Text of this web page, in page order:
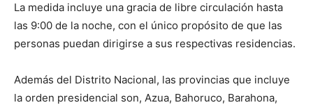
La medida incluye una gracia de libre circulación hasta
las 9:00 de la noche, con el único propósito de que las
personas puedan dirigirse a sus respectivas residencias.
Además del Distrito Nacional, las provincias que incluye
la orden presidencial son, Azua, Bahoruco, Barahona,